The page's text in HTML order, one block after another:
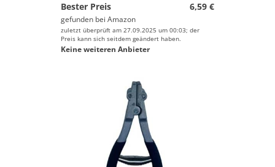
Bester Preis
6,59 €
gefunden bei Amazon
zuletzt überprüft am 27.09.2025 um 00:03; der
Preis kann sich seitdem geändert haben.
Keine weiteren Anbieter